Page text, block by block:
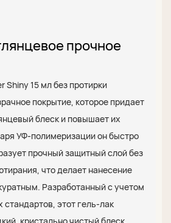
прочное
Shiny 15 мл без протирки
покрытие, которое придает
блеск и повышает их
УФ-полимеризации он быстро
прочный защитный слой без
что делает нанесение
Разработанный с учетом
этот гель-лак